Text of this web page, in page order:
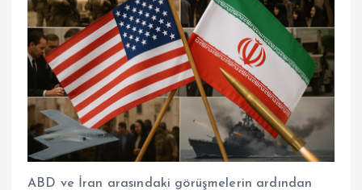
ABD ve İran arasındaki görüşmelerin ardından